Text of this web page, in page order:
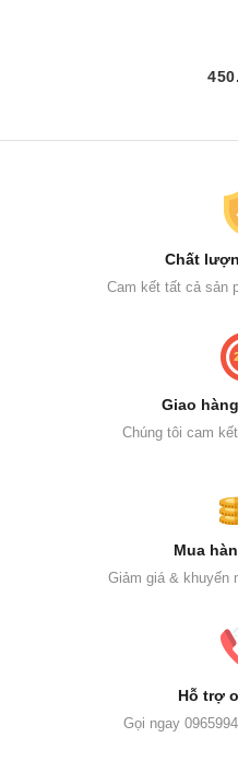
Chất
Cam kết tất cả sản
Giao
Chúng tôi cam
Mua
Giảm giá &
Hỗ trợ
Gọi ngay